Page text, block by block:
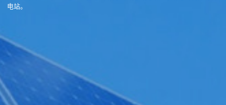
电站。